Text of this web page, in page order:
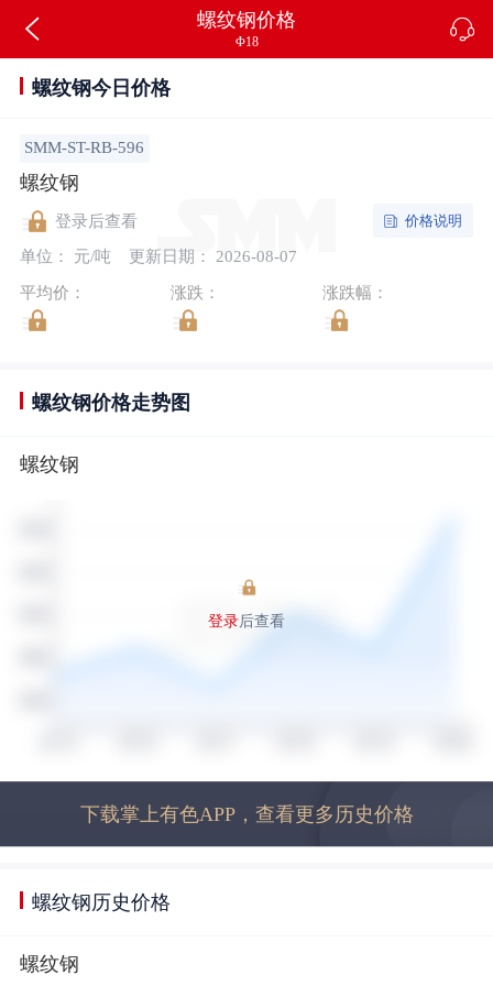
螺纹钢价格
Φ18
螺纹钢今日价格
SMM-ST-RB-596
螺纹钢
登录后查看
单位： 元/吨
更新日期： 2026-08-07
价格说明
平均价： 涨跌： 涨跌幅：
螺纹钢价格走势图
螺纹钢
登录后查看
下载掌上有色APP，查看更多历史价格
螺纹钢历史价格
螺纹钢